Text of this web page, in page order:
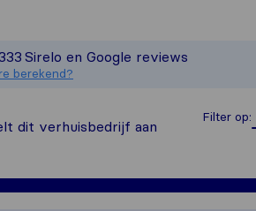
van Sirelo
333 Sirelo en Google reviews
berekend?
dit verhuisbedrijf aan
Filter op: